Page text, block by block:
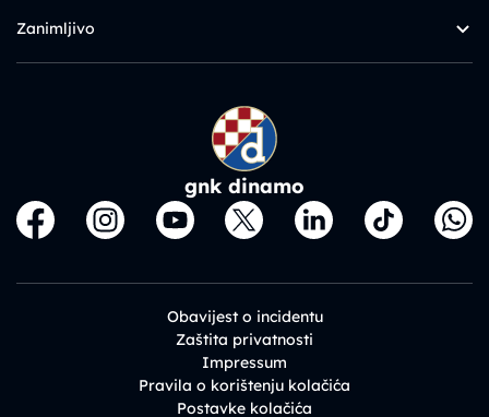
Zanimljivo
gnk dinamo
Obavijest o incidentu
Zaštita privatnosti
Impressum
Pravila o korištenju kolačića
Postavke kolačića